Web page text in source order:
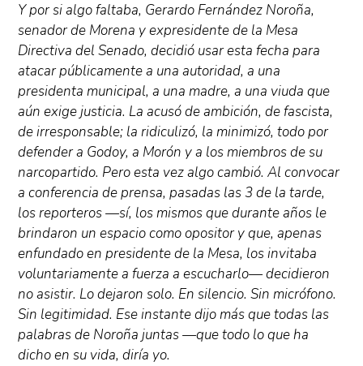
Y por si algo faltaba, Gerardo Fernández Noroña,
senador de Morena y expresidente de la Mesa
Directiva del Senado, decidió usar esta fecha para
atacar públicamente a una autoridad, a una
presidenta municipal, a una madre, a una viuda que
aún exige justicia. La acusó de ambición, de fascista,
de irresponsable; la ridiculizó, la minimizó, todo por
defender a Godoy, a Morón y a los miembros de su
narcopartido. Pero esta vez algo cambió. Al convocar
a conferencia de prensa, pasadas las 3 de la tarde,
los reporteros —sí, los mismos que durante años le
brindaron un espacio como opositor y que, apenas
enfundado en presidente de la Mesa, los invitaba
voluntariamente a fuerza a escucharlo— decidieron
no asistir. Lo dejaron solo. En silencio. Sin micrófono.
Sin legitimidad. Ese instante dijo más que todas las
palabras de Noroña juntas —que todo lo que ha
dicho en su vida, diría yo.